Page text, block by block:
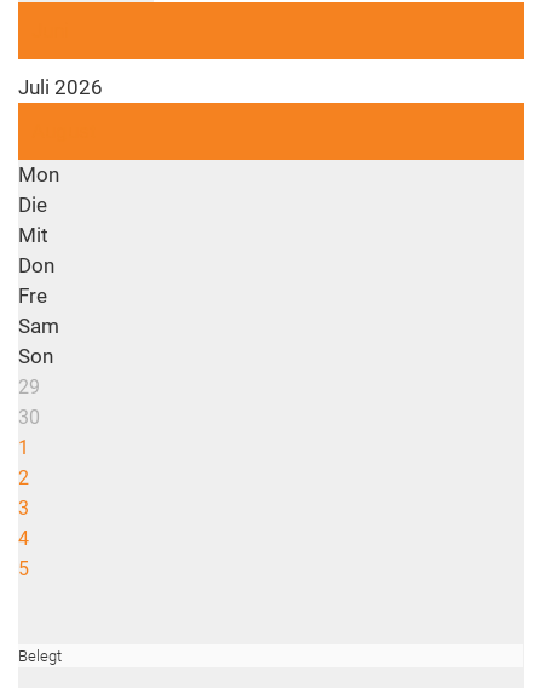
Juli 2026
Mon
Die
Mit
Don
Fre
Sam
Son
29
30
1
2
3
4
5
Belegt